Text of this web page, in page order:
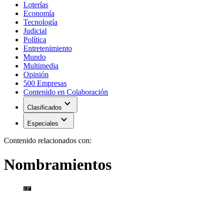
Loterías
Economía
Tecnología
Judicial
Política
Entretenimiento
Mundo
Multimedia
Opinión
500 Empresas
Contenido en Colaboración
Clasificados expand_more
Especiales expand_more
Contenido relacionados con:
Nombramientos